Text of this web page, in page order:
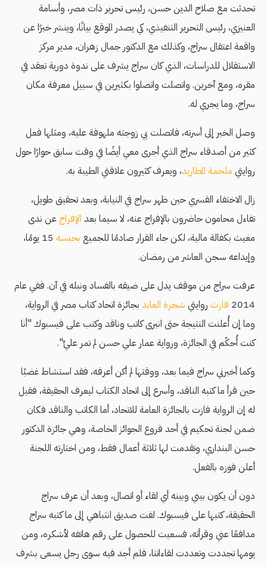
تحدثت مع صلاح الدين حسن، رئيس تحرير ذات مصر، وأسامة
العنيزي، رئيس التحرير التنفيذي، كي يصدر الموقع بيانًا، وينشر خبرًا عن
واقعة اعتقال سراج، وكذلك مع الدكتور جمال زهران، مدير مركز
الاستقلال للدراسات، الذي كان سراج يشرف على ندوة دورية تعقد في
مقره، ومع آخرين. واتصلت واتصلوا بكثيرين في سبيل معرفة مكان
سراج، وما يجري له.
وصل الخبر إلى أسرته، فاتصلت بي زوجته ملهوفة عليه، ومثلها فعل
كثير من أصدقاء سراج الذي أجرى معي أيضًا في وقت سابق حوارًا حول
روايتي ملحمة المطاريد، ويعرف كثيرون علاقتي الطيبة به.
زال الاختفاء القسري حين ظهر سراج في النيابة، وبعد تحقيق طويل،
تفاءل محامون حاضرون بالإفراج عنه، لا سيما بعد الإفراجعن ندى
مغيث بكفالة مالية، لكن جاء القرار صادمًا للجميع بحبسه
15 يومًا،
وإيداعه سجن العاشر من رمضان.
عرفت سراج من موقف يدل على ضيقه بالفساد ونبله في آن. ففي عام
2014 فازت روايتي شجرة العابد بجائزة اتحاد كتاب مصر في الرواية،
وما إن أُعلنت النتيجة حتى انبرى كاتب وناقد وكتب على فيسبوك "أنا
كنت أُحكّم في الجائزة، ورواية عمار علي حسن لم تمر عليِّ".
وكما أخبرني سراج فيما بعد، ووقتها لم أكن أعرفه، فقد استشاط غضبًا
حين قرأ ما كتبه الناقد، وأسرع إلى اتحاد الكتاب ليعرف الحقيقة، فقيل
له إن الرواية فازت بالجائزة العامة للاتحاد، أما الكاتب والناقد فكان
ضمن لجنة تحكيم في أحد فروع الجوائز الخاصة، وهي جائزة الدكتور
حسن البنداري، وتقدمت لها ثلاثة أعمال فقط، ومن اختارته اللجنة
أعلن فوزه بالفعل.
دون أن يكون بيني وبينه أي لقاء أو اتصال، وبعد أن عرف سراج
الحقيقة، كتبها على فيسبوك. لفت صديق انتباهي إلى ما كتبه سراج
مدافعًا عني وقرأته، فسعيت للحصول على رقم هاتفه لأشكره، ومن
يومها تجددت وتعددت لقاءاتنا، فلم أجد فيه سوى رجل يسعى بشرف